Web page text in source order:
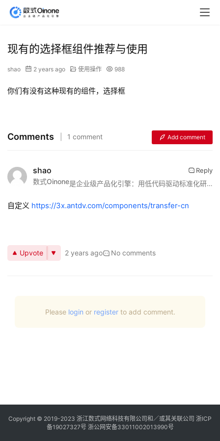
现有的选择框组件推荐与使用
shao 2 years ago 使用操作 988
你们有没有这种现有的组件，选择框
Comments 1 comment Add comment
shao
数式Oinone是企业级产品化引擎：用低代码驱动标准化研发与敏捷交付的一体化平台
Reply
自定义 https://3x.antdv.com/components/transfer-cn
Upvote 2 years ago No comments
Please login or registerto add comment.
Copyright © 2019-2023 浙江数式网络科技有限公司和／或其关联公司 浙ICP
备19027327号 浙公网安备33011002013990号